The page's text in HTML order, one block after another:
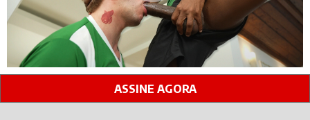
ASSINE AGORA